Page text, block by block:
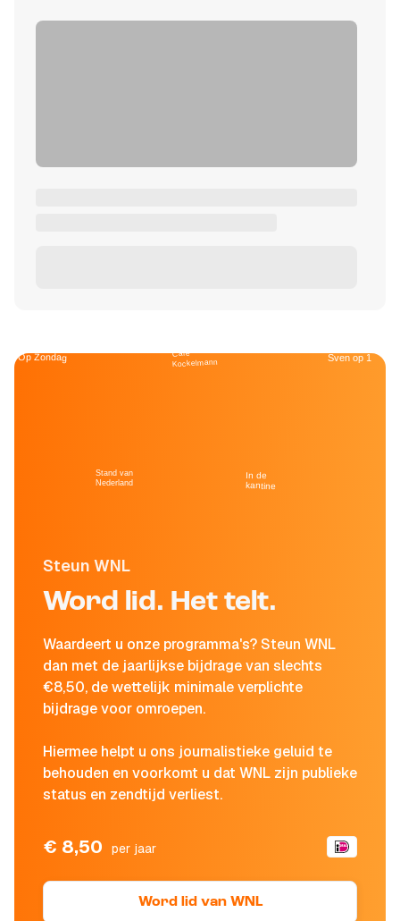
Steun WNL
Word lid. Het telt.
Waardeert u onze programma's? Steun WNL
dan met de jaarlijkse bijdrage van slechts
€8,50, de wettelijk minimale verplichte
bijdrage voor omroepen.
Hiermee helpt u ons journalistieke geluid te
behouden en voorkomt u dat WNL zijn publieke
status en zendtijd verliest.
€ 8,50 per jaar
Word lid van WNL
Op Zondag
Stand van
Nederland
Café
Kockelmann
In de
kantine
Sven op 1